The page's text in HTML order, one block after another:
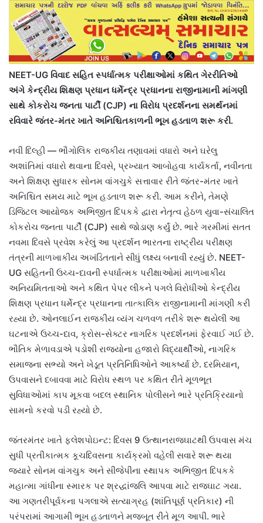
NEET-UG વિવાદ સહિત સ્પર્ધાત્મક પરીક્ષાઓમાં કથિત ગેરરીતિઓ
અંગે કેન્દ્રીય શિક્ષણ પ્રધાન ધર્મેન્દ્ર પ્રધાનના રાજીનામાની માંગણી
સાથે કોકરોચ જનતા પાર્ટી (CJP) ના વિરોધ પ્રદર્શનના સમર્થનમાં
રવિવારે જંતર-મંતર ખાતે અનિશ્ચિતકાળની ભૂખ હડતાળ શરૂ કરી.
નવી દિલ્હી — ભૌગોલિક રાજકીય તણાવમાં વધારો અને ઘરેલુ
અશાંતિમાં વધારો થવાના દિવસે, પ્રખ્યાત આબોહવા કાર્યકર્તા, નવીનતા
અને શિક્ષણ સુધારક સોનમ વાંગચુકે સત્તાવાર રીતે જંતર-મંતર ખાતે
અનિશ્ચિત સમય માટે ભૂખ હડતાળ શરૂ કરી. આમ કરીને, તેમણે
ડિજિટલ આયોજક અભિજીત દિપકકે દ્વારા નેતૃત્વ હેઠળ યુવા-સંચાલિત
કોકરોચ જનતા પાર્ટી (CJP) સાથે જોડાણ કર્યું છે. ભારે ગરમીમાં સતત
નવમા દિવસે પ્રવેશ કરેલું આ પ્રદર્શન ભારતના રાષ્ટ્રીય પરીક્ષણ
તંત્રની માળખાકીય અખંડિતતાને સીધું લક્ષ્ય બનાવી રહ્યું છે. NEET-
UG સહિતની ઉચ્ચ-દાવની સ્પર્ધાત્મક પરીક્ષાઓમાં માળખાકીય
અનિયમિતતાઓ અને કથિત પેપર લીકને પગલે વિરોધીઓ કેન્દ્રીય
શિક્ષણ પ્રધાન ધર્મેન્દ્ર પ્રધાનના તાત્કાલિક રાજીનામાની માંગણી કરી
રહ્યા છે. ઓનલાઈન રાજકીય વ્યંગ ચળવળ તરીકે શરૂ થયેલી આ
ઘટનાએ ઉચ્ચ-દાવ, ક્રોસ-સેક્ટર નાગરિક પ્રદર્શનમાં ફેરવાઈ ગઈ છે.
ભૌતિક મેળાવડાએ પડોશી રાજ્યોના હજારો વિદ્યાર્થીઓ, નાગરિક
સમાજના સભ્યો અને ખેડૂત પ્રતિનિધિઓને આકર્ષ્યા છે. દરમિયાન,
ઉપવાસને દબાવવા માટે વિરોધ સ્થળ પર કથિત રીતે મૂળભૂત
સુવિધાઓમાં કાપ મૂકવા બદલ સ્થાનિક પોલીસને ભારે પ્રતિક્રિયાનો
સામનો કરવો પડી રહ્યો છે.
જંતરમંતર ખાતે ફ્લેશપોઇન્ટ: દિવસ 9 ઉત્થાનરાજઘાટથી ઉપવાસ મંચ
સુધી પ્રતીકાત્મક કૂચદિવસના કાર્યક્રમો વહેલી સવારે શરૂ થયા
જ્યારે સોનમ વાંગચુક અને સીજેપીના સ્થાપક અભિજીત દિપકકે
મહાત્મા ગાંધીના સ્મારક પર શ્રદ્ધાંજલિ આપવા માટે રાજઘાટ ગયા.
આ ગણતરીપૂર્વકના પગલાએ સત્યાગ્રહ (શાંતિપૂર્ણ પ્રતિકાર) ની
પરંપરામાં આગામી ભૂખ હડતાળને મજબૂત રીતે મૂળ આપી. ભારે